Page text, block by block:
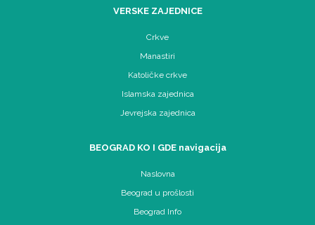
VERSKE ZAJEDNICE
Crkve
Manastiri
Katoličke crkve
Islamska zajednica
Jevrejska zajednica
BEOGRAD KO I GDE navigacija
Naslovna
Beograd u prošlosti
Beograd Info